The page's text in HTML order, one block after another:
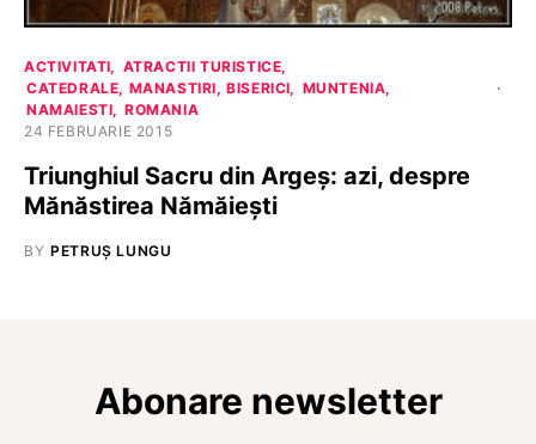
ACTIVITATI
ATRACTII TURISTICE
CATEDRALE, MANASTIRI, BISERICI
MUNTENIA
NAMAIESTI
ROMANIA
24 FEBRUARIE 2015
Triunghiul Sacru din Argeș: azi, despre
Mănăstirea Nămăiești
BY PETRUȘ LUNGU
Abonare newsletter